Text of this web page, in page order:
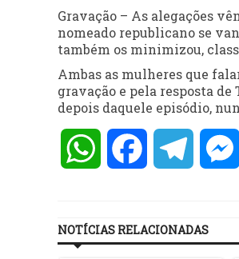
Gravação – As alegações
nomeado republicano se
também os minimizou,
Ambas as mulheres que
gravação e pela resposta
depois daquele episódio,
WhatsAppFacebook
NOTÍCIAS RELACIONADAS